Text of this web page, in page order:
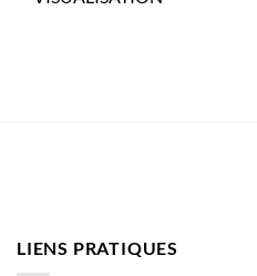
LIENS PRATIQUES